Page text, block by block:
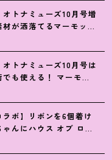
オトナミューズ10月号増
が洒落てるマーモット
オトナミューズ10月号は
も使える ！ マーモッ
ラボ】リボンを6個着け
んにハウス オブ ロー